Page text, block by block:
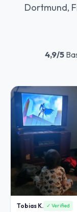
Dortmund,
4,9/5
Tobias K. ✓ Verified